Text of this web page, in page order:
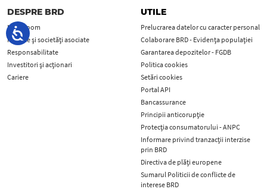
DESPRE BRD
Newsroom
Filialele și societăți asociate
Responsabilitate
Investitori și acționari
Cariere
UTILE
Prelucrarea datelor cu caracter personal
Colaborare BRD - Evidența populației
Garantarea depozitelor - FGDB
Politica cookies
Setări cookies
Portal API
Bancassurance
Principii anticorupţie
Protecţia consumatorului - ANPC
Informare privind tranzacții interzise
prin BRD
Directiva de plăți europene
Sumarul Politicii de conflicte de
interese BRD